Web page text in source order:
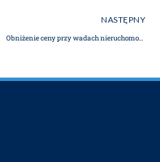
NASTĘPNY
Obniżenie ceny przy wadach nieruchomości